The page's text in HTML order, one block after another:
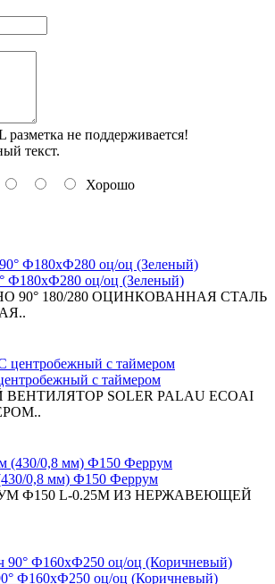
разметка не поддерживается!
текст.
Хорошо
Ф180хФ280 оц/оц (Зеленый)
90° 180/280 ОЦИНКОВАННАЯ СТАЛЬ
с таймером
SOLER PALAU ECOAI
0,8 мм) Ф150 Феррум
Ф150 L-0.25М ИЗ НЕРЖАВЕЮЩЕЙ
Ф160хФ250 оц/оц (Коричневый)